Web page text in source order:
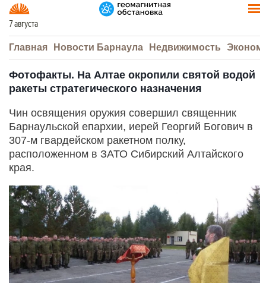
7 августа
Главная Новости Барнаула Недвижимость
Фотофакты. На Алтае окропили святой водой
ракеты стратегического назначения
Чин освящения оружия совершил священник
Барнаульской епархии, иерей Георгий Богович в
307-м гвардейском ракетном полку,
расположенном в ЗАТО Сибирский Алтайского
края.